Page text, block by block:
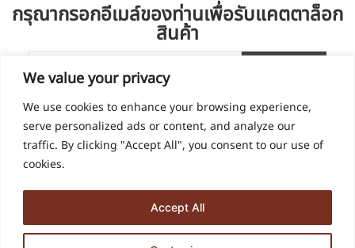
We value your privacy
We use cookies to enhance your browsing experience,
serve personalized ads or content, and analyze our
traffic. By clicking "Accept All", you consent to our use of
cookies.
Accept All
กรุณากรอกอีเมล์ของท่านเพื่อรับแคตตาล็อก
สินค้า
936, 938 ซอย ด่านสำโรง 60 ตำบล สำโรงเหนือ อำเภอเมืองสมุทรปราการ